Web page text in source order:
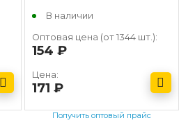
В наличии
Оптовая цена (от 1344 шт.):
154
Цена:
171
Получить оптовый прайс